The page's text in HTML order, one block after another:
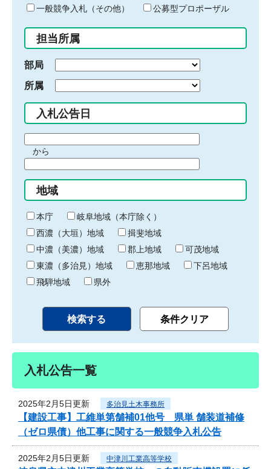
ド
入
力
一般競争入札（その他）
公募型プロポーザル
担当所属
部局
所属
入札公告日
間
始
り
から
間
終
わ
り
地域
本庁
岐阜地域（本庁除く）
西濃（大垣）地域
揖斐地域
中濃（美濃）地域
郡上地域
可茂地域
東濃（多治見）地域
恵那地域
下呂地域
飛騨地域
県外
入札公告一覧
2025年2月5日更新 多治見土木事務所
【建設工事】工維単第舗補01他号 県単 舗装道補修
（ゼロ県債）他工事に関する一般競争入札公告
2025年2月5日更新 中津川工業高等学校